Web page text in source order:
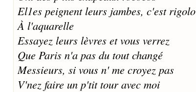
El1es peignent leurs jambes, c'est rigolo
À l'aquarelle
Essayez leurs lèvres et vous verrez
Que Paris n'a pas du tout changé
Messieurs, si vous n' me croyez pas
V'nez faire un p'tit tour avec moi